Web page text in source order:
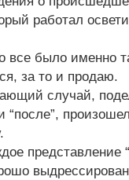
работал
все было именно
за то и продаю.
случай,
“после”,
представление